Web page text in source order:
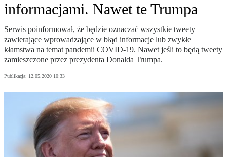
informacjami. Nawet te Trumpa
Serwis poinformował, że będzie oznaczać wszystkie tweety
zawierające wprowadzające w błąd informacje lub zwykłe
kłamstwa na temat pandemii COVID-19. Nawet jeśli to będą tweety
zamieszczone przez prezydenta Donalda Trumpa.
Publikacja: 12.05.2020 10:33